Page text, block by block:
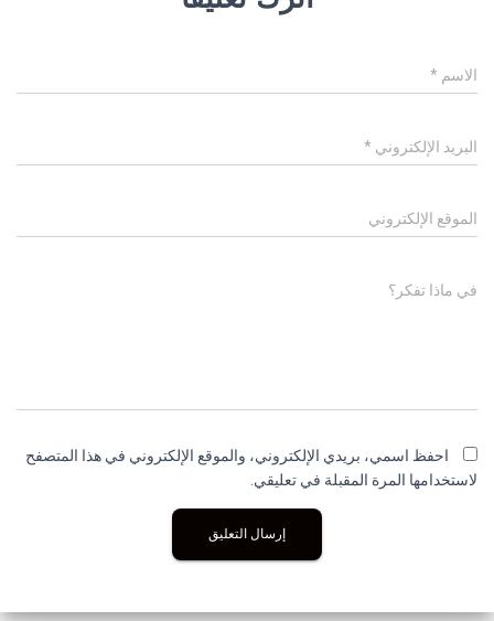
الاسم *
البريد الإلكتروني *
الموقع الإلكتروني
في ماذا تفكر؟
احفظ اسمي، بريدي الإلكتروني، والموقع الإلكتروني في هذا المتصفح
لاستخدامها المرة المقبلة في تعليقي.